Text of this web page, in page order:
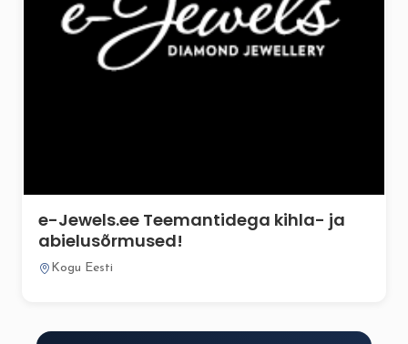
e-Jewels.ee Teemantidega kihla- ja
abielusõrmused!
Kogu Eesti